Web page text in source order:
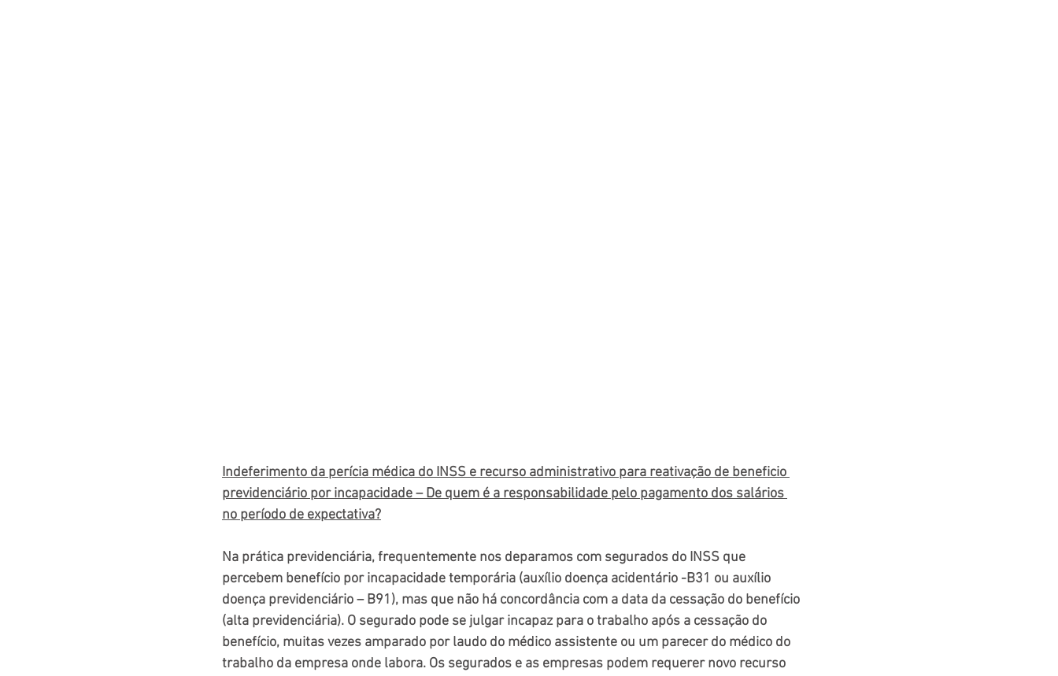
Indeferimento da perícia médica do INSS e recurso administrativo para reativação de beneficio
previdenciário por incapacidade – De quem é a responsabilidade pelo pagamento dos salários
no período de expectativa?
Na prática previdenciária, frequentemente nos deparamos com segurados do INSS que
percebem benefício por incapacidade temporária (auxílio doença acidentário -B31 ou auxílio
doença previdenciário – B91), mas que não há concordância com a data da cessação do benefício
(alta previdenciária). O segurado pode se julgar incapaz para o trabalho após a cessação do
benefício, muitas vezes amparado por laudo do médico assistente ou um parecer do médico do
trabalho da empresa onde labora. Os segurados e as empresas podem requerer novo recurso